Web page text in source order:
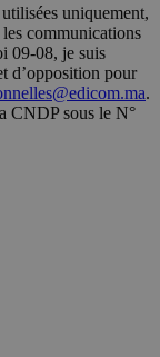
uniquement,
communications
09-08, je suis
d’opposition pour
.
CNDP sous le N°